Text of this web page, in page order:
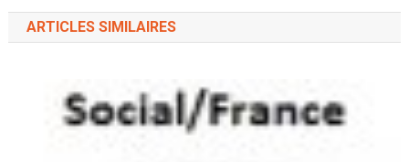
ARTICLES SIMILAIRES